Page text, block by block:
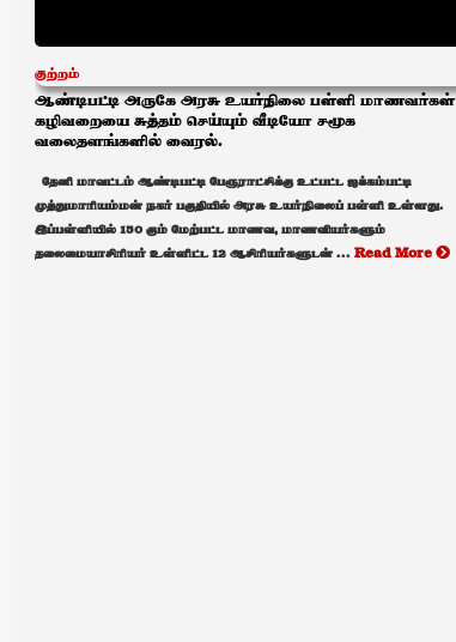
குற்றம்
ஆண்டிபட்டி அருகே அரசு உயர்நிலை பள்ளி மாணவர்கள்
கழிவறையை சுத்தம் செய்யும் வீடியோ சமூக
வலைதளங்களில் வைரல்.
தேனி மாவட்டம் ஆண்டிபட்டி பேரூராட்சிக்கு உட்பட்ட ஜக்கம்பட்டி
முத்துமாரியம்மன் நகர் பகுதியில் அரசு உயர்நிலைப் பள்ளி உள்ளது.
இப்பள்ளியில் 150 கும் மேற்பட்ட மாணவ, மாணவியர்களும்
தலைமையாசிரியர் உள்ளிட்ட 12 ஆசிரியர்களுடன் ... Read More